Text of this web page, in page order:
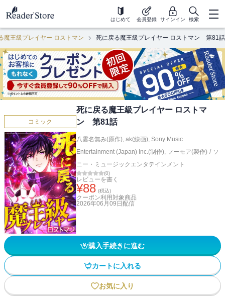
はじめて 会員登録 サインイン 検索
魔王級プレイヤー ロストマン 死に戻る魔王級プレイヤー ロストマン 第81話
コミック
死に戻る魔王級プレイヤー ロストマ
ン 第81話
八雲名無み(原作), ak(線画), Sony Music
Entertainment (Japan) Inc.(制作), フーモア(製作) / ソ
ニー・ミュージックエンタテインメント
(0)
レビューを書く
¥88 (税込)
クーポン利用対象商品
2026年06月09日 配信
購入手続きに進む
カートに入れる
お気に入り